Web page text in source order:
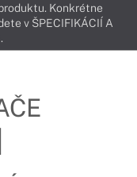
Konkrétne
v ŠPECIFIKÁCIÍ A